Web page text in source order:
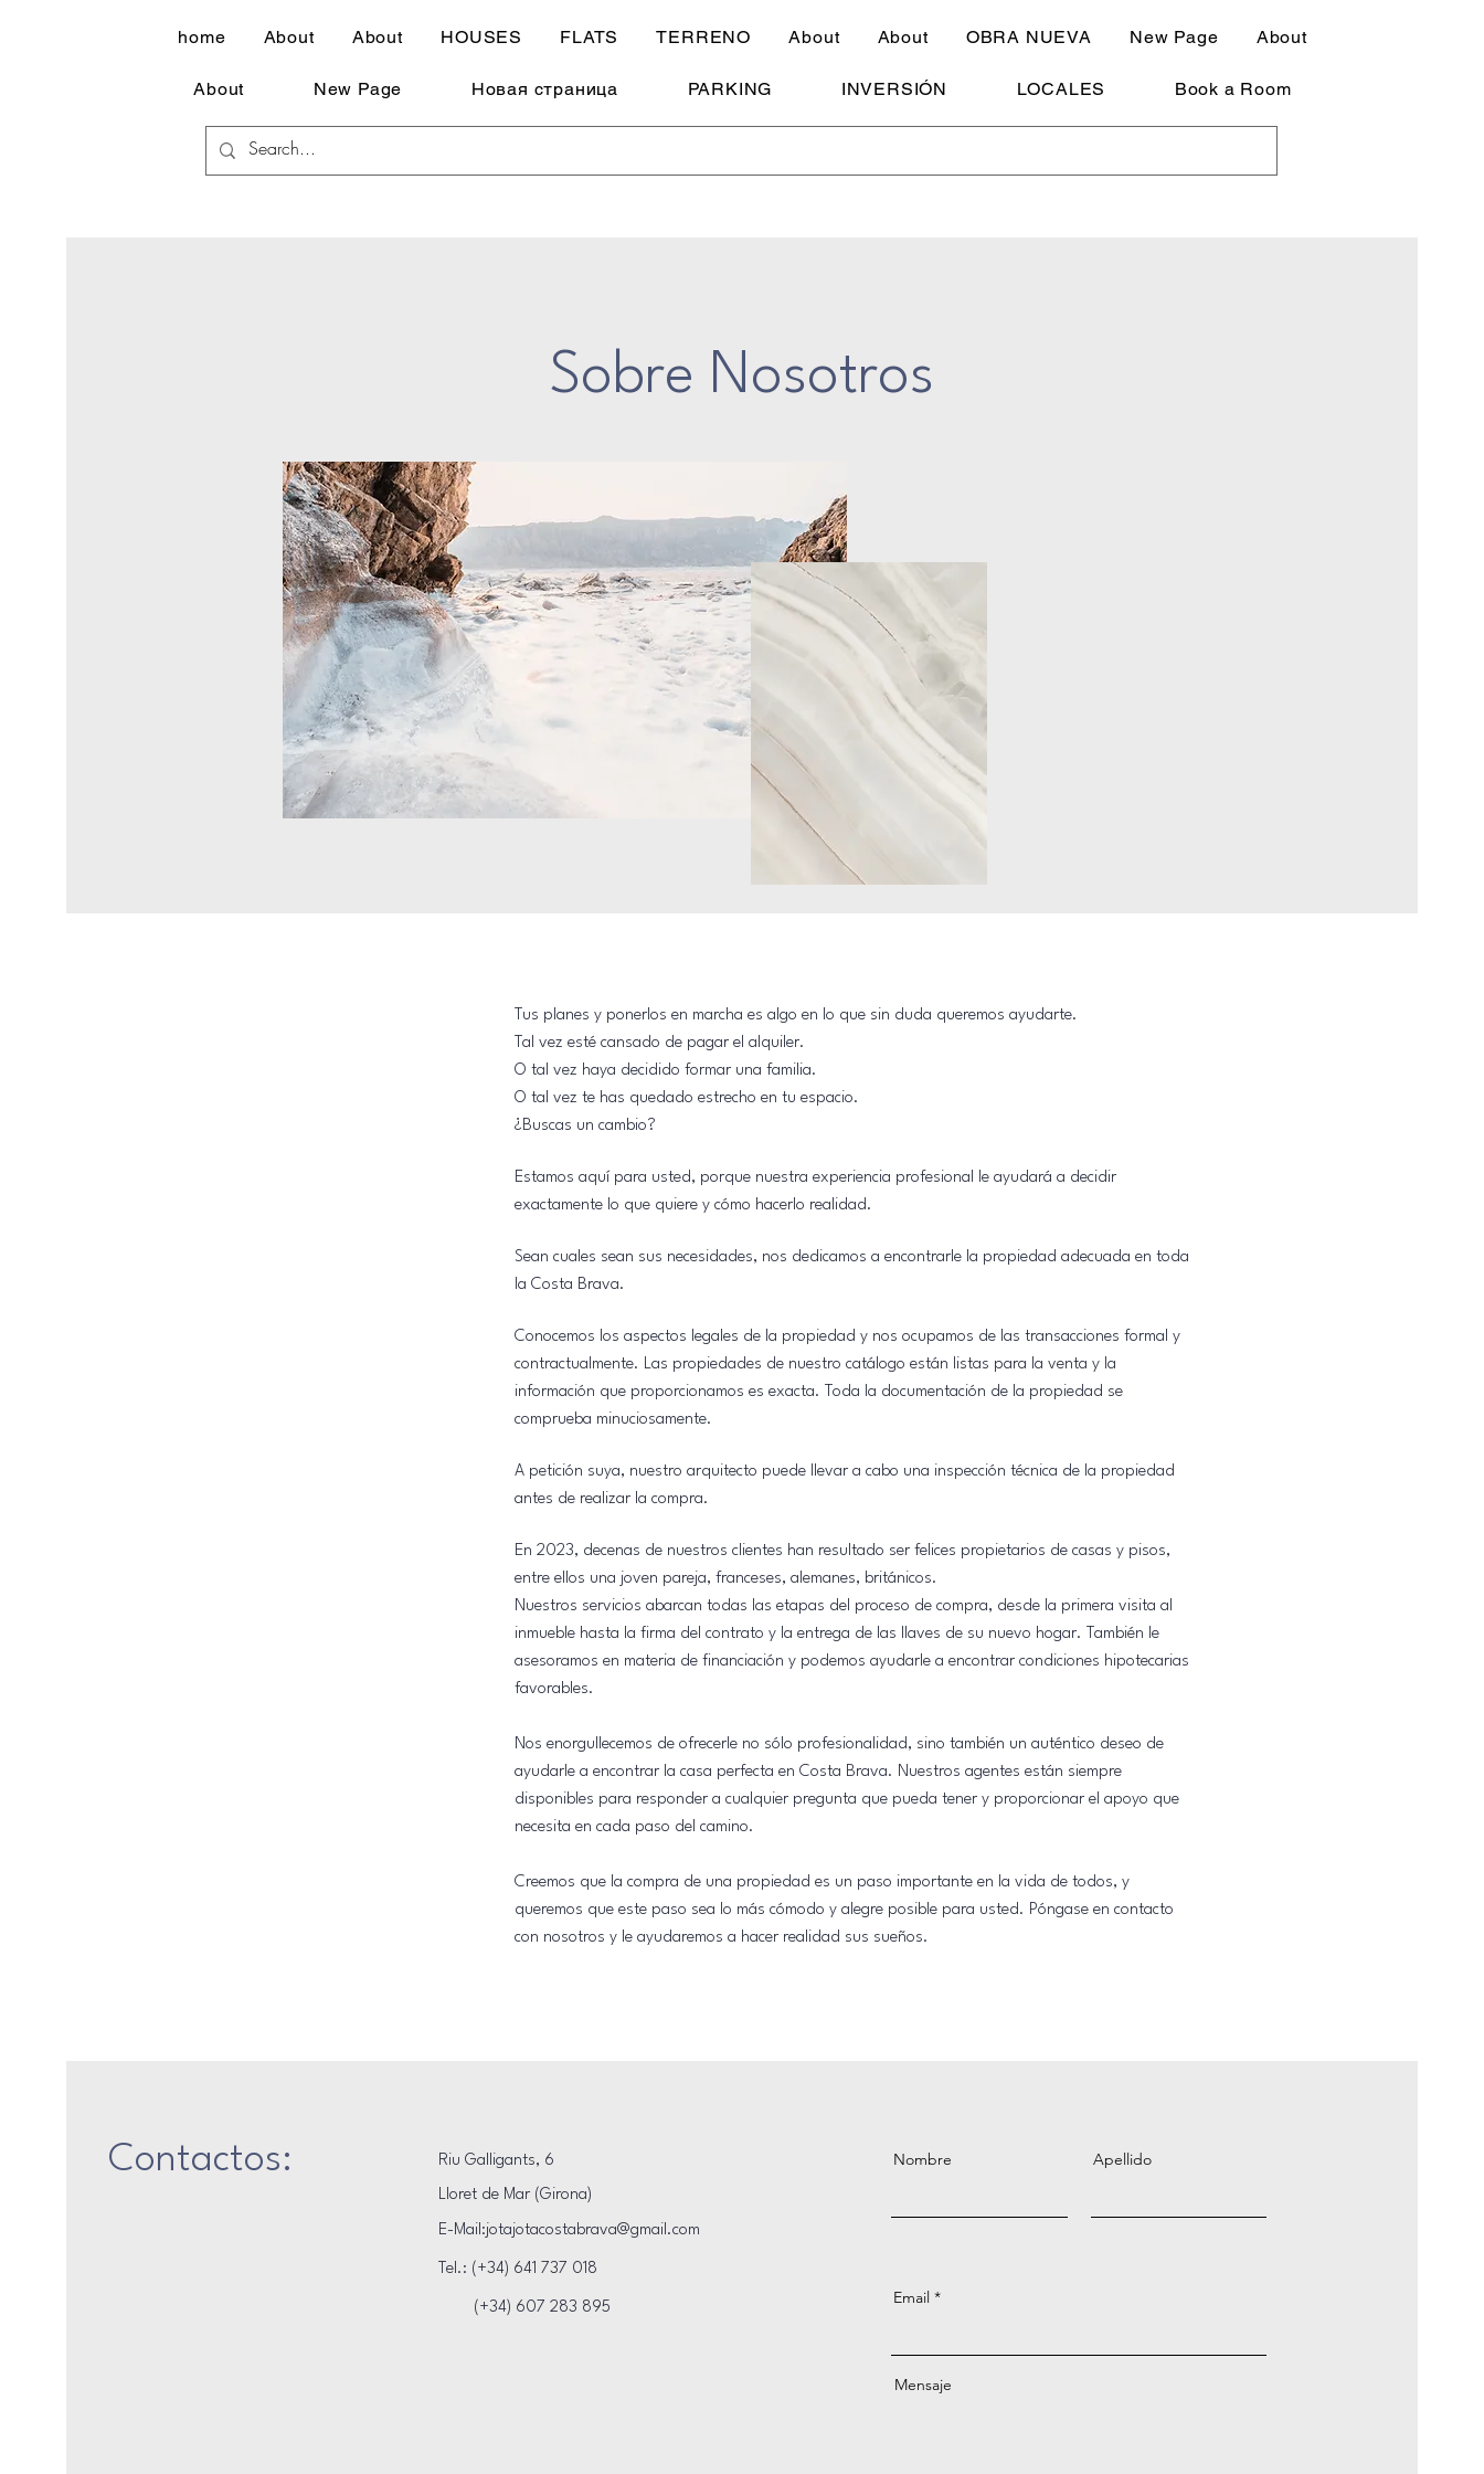
home About About HOUSES FLATS TERRENO About About OBRA NUEVA New Page About
About New Page Новая страница PARKING INVERSIÓN LOCALES Book a Room
Sobre Nosotros
Tus planes y ponerlos en marcha es algo en lo que sin duda queremos ayudarte.
Tal vez esté cansado de pagar el alquiler.
O tal vez haya decidido formar una familia.
O tal vez te has quedado estrecho en tu espacio.
¿Buscas un cambio?
Estamos aquí para usted, porque nuestra experiencia profesional le ayudará a decidir
exactamente lo que quiere y cómo hacerlo realidad.
Sean cuales sean sus necesidades, nos dedicamos a encontrarle la propiedad adecuada en toda
la Costa Brava.
Conocemos los aspectos legales de la propiedad y nos ocupamos de las transacciones formal y
contractualmente. Las propiedades de nuestro catálogo están listas para la venta y la
información que proporcionamos es exacta. Toda la documentación de la propiedad se
comprueba minuciosamente.
A petición suya, nuestro arquitecto puede llevar a cabo una inspección técnica de la propiedad
antes de realizar la compra.
En 2023, decenas de nuestros clientes han resultado ser felices propietarios de casas y pisos,
entre ellos una joven pareja, franceses, alemanes, británicos.
Nuestros servicios abarcan todas las etapas del proceso de compra, desde la primera visita al
inmueble hasta la firma del contrato y la entrega de las llaves de su nuevo hogar. También le
asesoramos en materia de financiación y podemos ayudarle a encontrar condiciones hipotecarias
favorables.
Nos enorgullecemos de ofrecerle no sólo profesionalidad, sino también un auténtico deseo de
ayudarle a encontrar la casa perfecta en Costa Brava. Nuestros agentes están siempre
disponibles para responder a cualquier pregunta que pueda tener y proporcionar el apoyo que
necesita en cada paso del camino.
Creemos que la compra de una propiedad es un paso importante en la vida de todos, y
queremos que este paso sea lo más cómodo y alegre posible para usted. Póngase en contacto
con nosotros y le ayudaremos a hacer realidad sus sueños.
Contactos: Riu Galligants, 6
Lloret de Mar (Girona)
E-Mail:jotajotacostabrava@gmail.com
Tel.: (+34) 641 737 018
(+34) 607 283 895
Nombre Apellido
Email
Mensaje